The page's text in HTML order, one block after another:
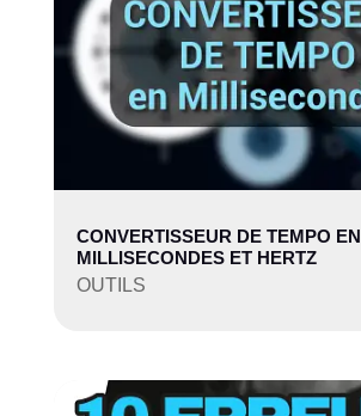
CONVERTISSEUR DE TEMPO EN
MILLISECONDES ET HERTZ
OUTILS